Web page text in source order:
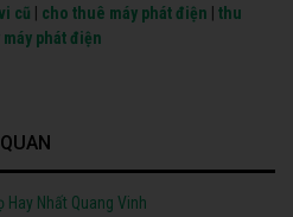
cũ cho thuê máy phát điện
thu
phát điện
Hay Nhất Quang Vinh